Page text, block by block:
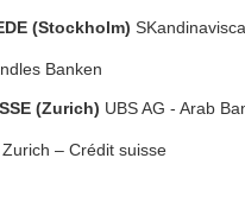
(Stockholm)
Banken
(Zurich) UBS AG ‐ Arab
Zurich – Crédit suisse